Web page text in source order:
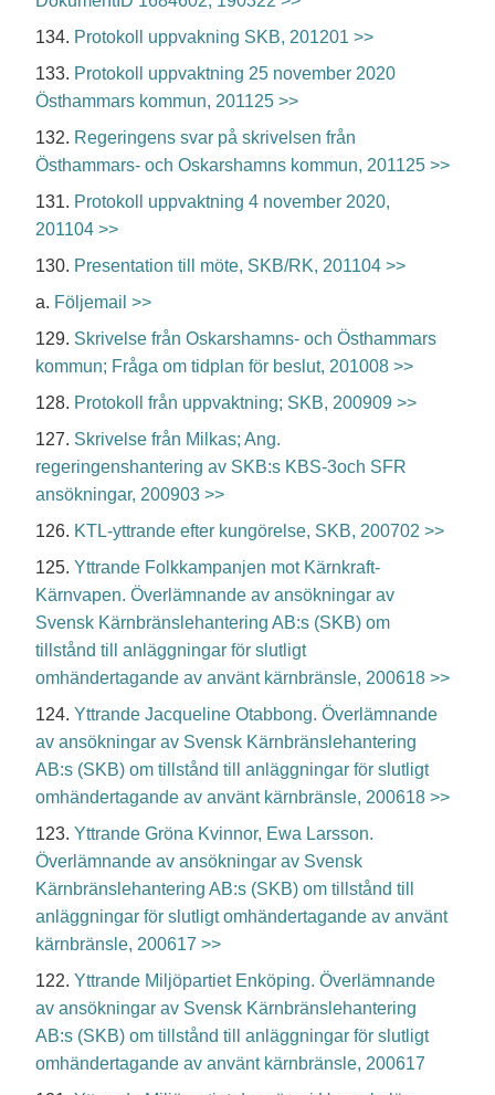
134. Protokoll uppvakning SKB, 201201 >>
133. Protokoll uppvaktning 25 november 2020
Östhammars kommun, 201125 >>
132. Regeringens svar på skrivelsen från
Östhammars- och Oskarshamns kommun, 201125 >>
131. Protokoll uppvaktning 4 november 2020,
201104 >>
130. Presentation till möte, SKB/RK, 201104 >>
a. Följemail >>
129. Skrivelse från Oskarshamns- och Östhammars
kommun; Fråga om tidplan för beslut, 201008 >>
128. Protokoll från uppvaktning; SKB, 200909 >>
127. Skrivelse från Milkas; Ang.
regeringenshantering av SKB:s KBS-3och SFR
ansökningar, 200903 >>
126. KTL-yttrande efter kungörelse, SKB, 200702 >>
125. Yttrande Folkkampanjen mot Kärnkraft-
Kärnvapen. Överlämnande av ansökningar av
Svensk Kärnbränslehantering AB:s (SKB) om
tillstånd till anläggningar för slutligt
omhändertagande av använt kärnbränsle, 200618 >>
124. Yttrande Jacqueline Otabbong. Överlämnande
av ansökningar av Svensk Kärnbränslehantering
AB:s (SKB) om tillstånd till anläggningar för slutligt
omhändertagande av använt kärnbränsle, 200618 >>
123. Yttrande Gröna Kvinnor, Ewa Larsson.
Överlämnande av ansökningar av Svensk
Kärnbränslehantering AB:s (SKB) om tillstånd till
anläggningar för slutligt omhändertagande av använt
kärnbränsle, 200617 >>
122. Yttrande Miljöpartiet Enköping. Överlämnande
av ansökningar av Svensk Kärnbränslehantering
AB:s (SKB) om tillstånd till anläggningar för slutligt
omhändertagande av använt kärnbränsle, 200617